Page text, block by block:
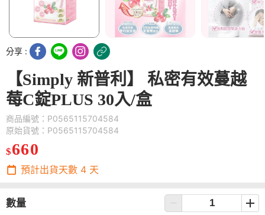
分享 :
【Simply 新普利】 私密有效蔓越
莓C錠PLUS 30入/盒
商品編號：P0565115704584
原始貨號：P0565115704584
$660
預計出貨天數 4 天
數量